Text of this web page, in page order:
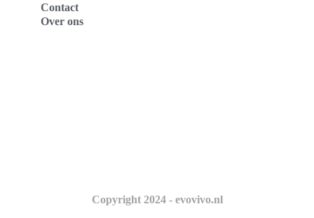
Contact
Over ons
Copyright 2024 - evovivo.nl